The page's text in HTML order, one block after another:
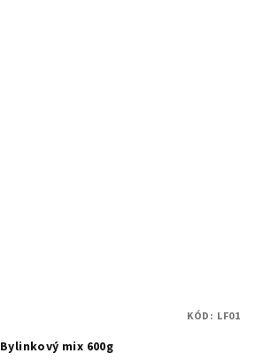
Bylinkový mix 600g
KÓD: LF01